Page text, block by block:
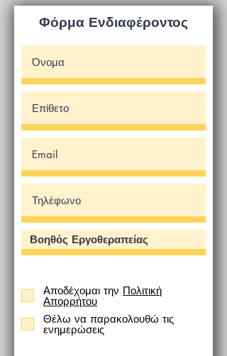
Φόρμα Ενδιαφέροντος
Αποδέχομαι την Πολιτική
Απορρήτου
Θέλω να παρακολουθώ τις
ενημερώσεις